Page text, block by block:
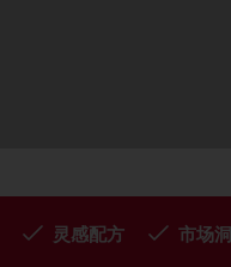
灵感配方 市场